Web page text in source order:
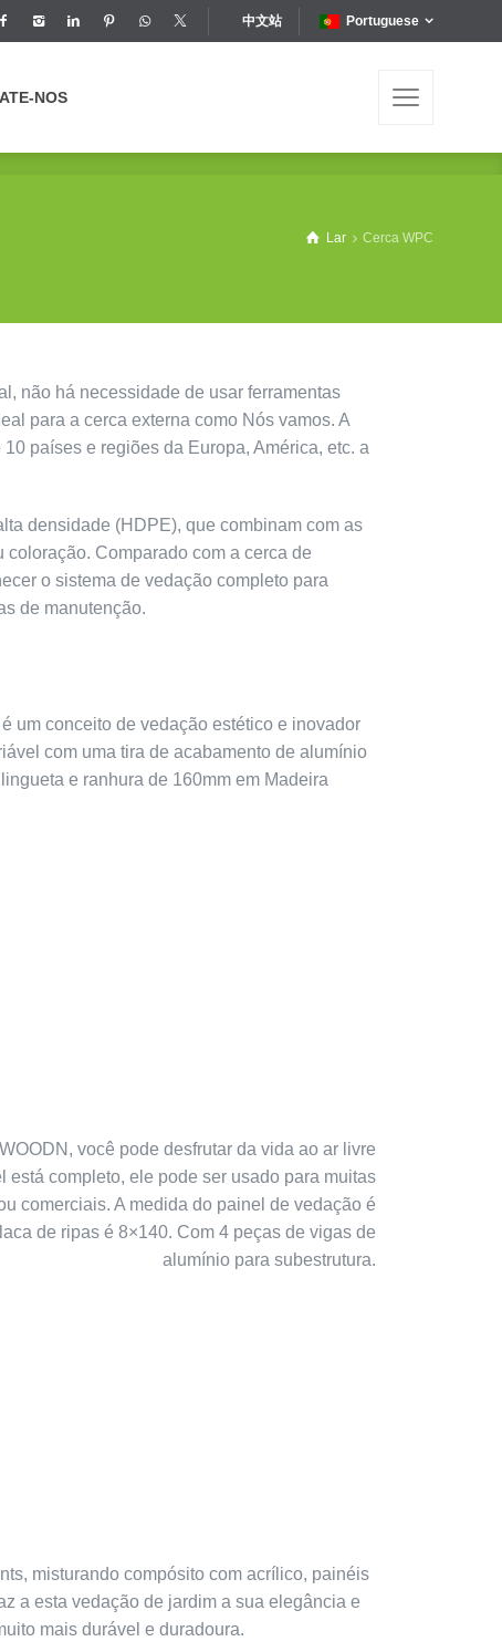
中文站 Portuguese
NOS
NOS
Lar Cerca WPC
não há necessidade de usar ferramentas
para a cerca externa como Nós vamos. A
países e regiões da Europa, América, etc. a
densidade (HDPE), que combinam com as
Comparado com a cerca de
o sistema de vedação completo para
de manutenção.
um conceito de vedação estético e inovador
com uma tira de acabamento de alumínio
e ranhura de 160mm em Madeira
você pode desfrutar da vida ao ar livre
está completo, ele pode ser usado para muitas
comerciais. A medida do painel de vedação é
de ripas é 8×140. Com 4 peças de vigas de
alumínio para subestrutura.
misturando compósito com acrílico, painéis
a esta vedação de jardim a sua elegância e
mais durável e duradoura.